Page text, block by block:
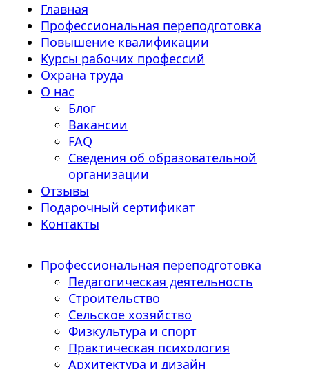
Главная
Профессиональная переподготовка
Повышение квалификации
Курсы рабочих профессий
Охрана труда
О нас
Блог
Вакансии
FAQ
Сведения об образовательной
организации
Отзывы
Подарочный сертификат
Контакты
Профессиональная переподготовка
Педагогическая деятельность
Строительство
Сельское хозяйство
Физкультура и спорт
Практическая психология
Архитектура и дизайн